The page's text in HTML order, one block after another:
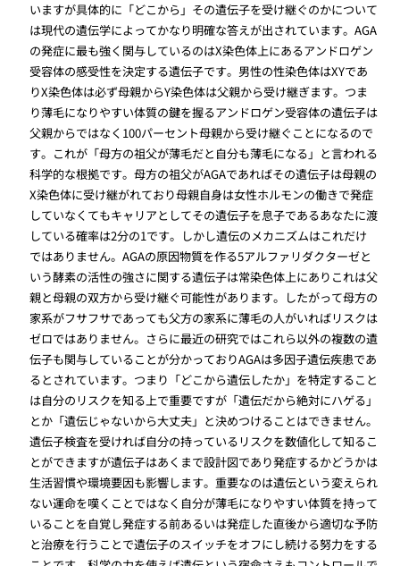
いますが具体的に「どこから」その遺伝子を受け継ぐのかについて
は現代の遺伝学によってかなり明確な答えが出されています。AGA
の発症に最も強く関与しているのはX染色体上にあるアンドロゲン
受容体の感受性を決定する遺伝子です。男性の性染色体はXYであ
りX染色体は必ず母親からY染色体は父親から受け継ぎます。つま
り薄毛になりやすい体質の鍵を握るアンドロゲン受容体の遺伝子は
父親からではなく100パーセント母親から受け継ぐことになるので
す。これが「母方の祖父が薄毛だと自分も薄毛になる」と言われる
科学的な根拠です。母方の祖父がAGAであればその遺伝子は母親の
X染色体に受け継がれており母親自身は女性ホルモンの働きで発症
していなくてもキャリアとしてその遺伝子を息子であるあなたに渡
している確率は2分の1です。しかし遺伝のメカニズムはこれだけ
ではありません。AGAの原因物質を作る5アルファリダクターゼと
いう酵素の活性の強さに関する遺伝子は常染色体上にありこれは父
親と母親の双方から受け継ぐ可能性があります。したがって母方の
家系がフサフサであっても父方の家系に薄毛の人がいればリスクは
ゼロではありません。さらに最近の研究ではこれら以外の複数の遺
伝子も関与していることが分かっておりAGAは多因子遺伝疾患であ
るとされています。つまり「どこから遺伝したか」を特定すること
は自分のリスクを知る上で重要ですが「遺伝だから絶対にハゲる」
とか「遺伝じゃないから大丈夫」と決めつけることはできません。
遺伝子検査を受ければ自分の持っているリスクを数値化して知るこ
とができますが遺伝子はあくまで設計図であり発症するかどうかは
生活習慣や環境要因も影響します。重要なのは遺伝という変えられ
ない運命を嘆くことではなく自分が薄毛になりやすい体質を持って
いることを自覚し発症する前あるいは発症した直後から適切な予防
と治療を行うことで遺伝子のスイッチをオフにし続ける努力をする